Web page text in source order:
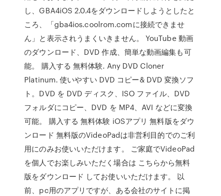
し、GBA4iOS 2.0.4をダウンロードしようとしたと
ころ、「gba4ios.coolrom.comに接続できませ
ん」と表示されうまくいきません。 YouTube 動画
のダウンロード、DVD 作成、簡単な動画編集も可
能。 購入する 無料体験. Any DVD Cloner
Platinum. 使いやすい DVD コピー& DVD 変換ソフ
ト。DVD を DVD ディスク、ISO ファイル、DVD
フォルダにコピー、DVD を MP4、AVI などに変換
可能。 購入する 無料体験 iOSアプリ 無料版をダウ
ンロード 無料版のVideoPadは非営利目的でのご利
用にのみお使いいただけます。 ご家庭でVideoPad
を個人でお楽しみいただく場合は こちらから無料
版をダウンロード してお使いいただけます。 以
前、pc用のアプリですが、ある会社のサイトに掲